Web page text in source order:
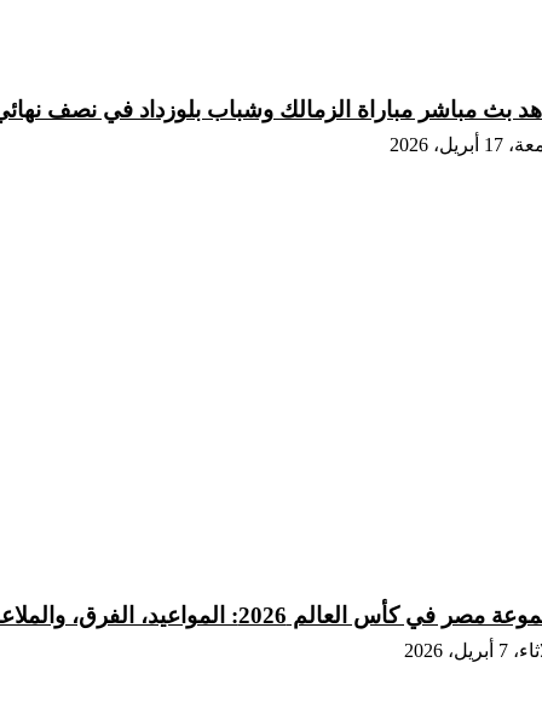
بث مباشر مباراة الزمالك وشباب بلوزداد في نصف نهائي
أبريل، 2026
مصر في كأس العالم 2026: المواعيد، الفرق، والملاعب
أبريل، 2026